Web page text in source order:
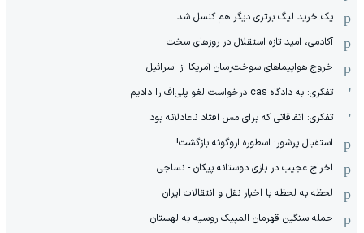
یک خرید لیگ برتری دیگر هم کنسل شد
آکادمی، امید تازه استقلال در روزهای سخت
خروج هواپیماهای سوخت‌رسان آمریکا از اسرائیل
تفکری: به دادگاه cas درخواست لغو پلی‌اف را دادیم
تفکری: اتفاقاتی که برای مس افتاد ناعادلانه بود
استقبال پرشور: اسطوره اروگوئه بازگشت!
اخراج عجیب در بازی دوستانه پیکان - نساجی
لحظه به لحظه با اخبار نقل و انتقالات ایران
حمله سنگین قهرمان المپیک روسیه به لهستان